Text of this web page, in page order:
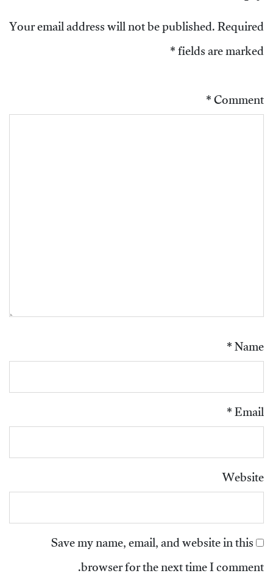
Your email address will not be published.Required
fields are marked
*
Comment
*
Name
*
Email
*
Website
Save my name, email, and website in this
browser for the next time I comment.